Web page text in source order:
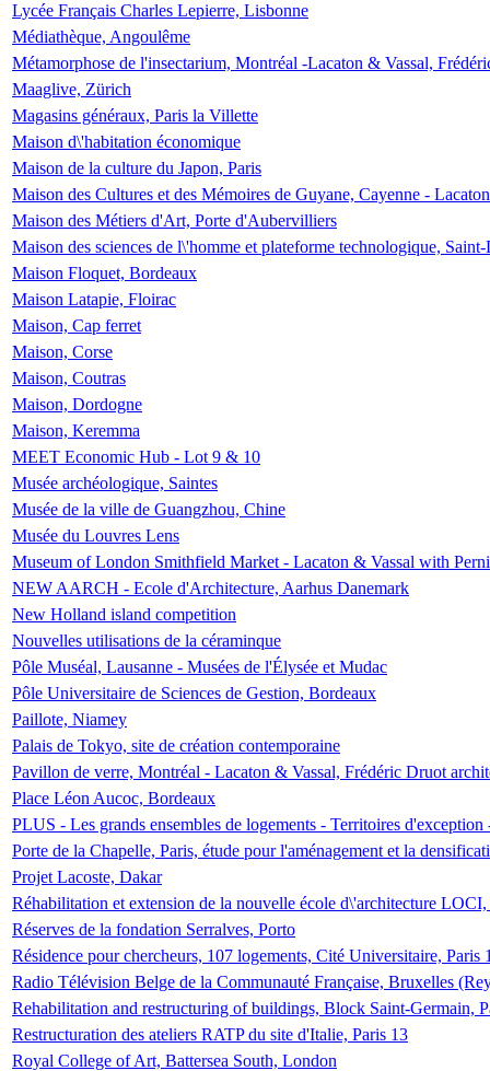
Lycée Français Charles Lepierre, Lisbonne
Médiathèque, Angoulême
Métamorphose de l'insectarium, Montréal -Lacaton & Vassal,
Maaglive, Zürich
Magasins généraux, Paris la Villette
Maison d\'habitation économique
Maison de la culture du Japon, Paris
Maison des Cultures et des Mémoires de Guyane, Cayenne -
Maison des Métiers d'Art, Porte d'Aubervilliers
Maison des sciences de l\'homme et plateforme technologique,
Maison Floquet, Bordeaux
Maison Latapie, Floirac
Maison, Cap ferret
Maison, Corse
Maison, Coutras
Maison, Dordogne
Maison, Keremma
MEET Economic Hub - Lot 9 & 10
Musée archéologique, Saintes
Musée de la ville de Guangzhou, Chine
Musée du Louvres Lens
Museum of London Smithfield Market - Lacaton & Vassal with
NEW AARCH - Ecole d'Architecture, Aarhus Danemark
New Holland island competition
Nouvelles utilisations de la céraminque
Pôle Muséal, Lausanne - Musées de l'Élysée et Mudac
Pôle Universitaire de Sciences de Gestion, Bordeaux
Paillote, Niamey
Palais de Tokyo, site de création contemporaine
Pavillon de verre, Montréal - Lacaton & Vassal, Frédéric Druot
Place Léon Aucoc, Bordeaux
PLUS - Les grands ensembles de logements - Territoires
Porte de la Chapelle, Paris, étude pour l'aménagement et la
Projet Lacoste, Dakar
Réhabilitation et extension de la nouvelle école d\'architecture
Réserves de la fondation Serralves, Porto
Résidence pour chercheurs, 107 logements, Cité Universitaire, Paris
Radio Télévision Belge de la Communauté Française, Bruxelles
Rehabilitation and restructuring of buildings, Block Saint-Germain,
Restructuration des ateliers RATP du site d'Italie, Paris 13
Royal College of Art, Battersea South, London